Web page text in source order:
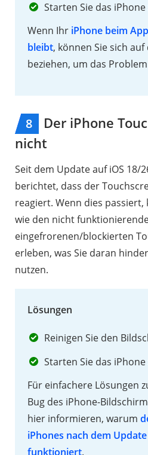
Starten Sie das
Wenn Ihr iPhone beim
bleibt, können Sie sich
beziehen, um das
8
Der iPhone
nicht
Seit dem Update auf iOS 18/
berichtet, dass der
reagiert. Wenn dies passiert,
wie den nicht
eingefrorenen/blockierten
erleben, was Sie daran
nutzen.
Lösungen
Reinigen Sie den
Starten Sie das
Für einfachere Lösungen
Bug des iPhone-
hier informieren, warum
iPhones nach dem
funktioniert.